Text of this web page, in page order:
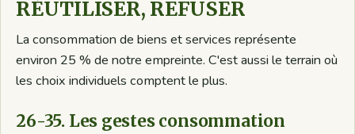
RÉUTILISER, REFUSER
La consommation de biens et services représente
environ 25 % de notre empreinte. C'est aussi le terrain où
les choix individuels comptent le plus.
26-35. Les gestes consommation